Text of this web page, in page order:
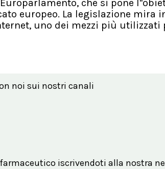
che si pone
europeo. La legislazione mira
uno dei mezzi più utilizzati
noi sui nostri canali
iscrivendoti alla nostra